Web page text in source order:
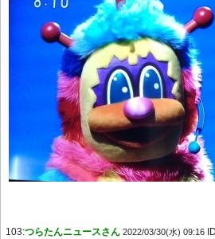
103:つらたんニュースさん 2022/03/30(水) 09:16